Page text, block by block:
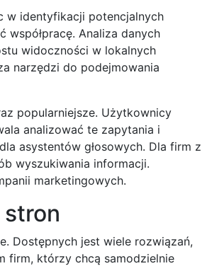
w identyfikacji potencjalnych
Analiza danych
widoczności w lokalnych
narzędzi do podejmowania
popularniejsze. Użytkownicy
analizować te zapytania i
asystentów głosowych. Dla firm z
wyszukiwania informacji.
marketingowych.
Dostępnych jest wiele rozwiązań,
firm, którzy chcą samodzielnie